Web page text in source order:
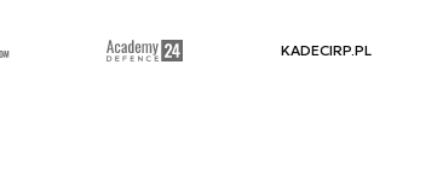
KADECIRP.PL